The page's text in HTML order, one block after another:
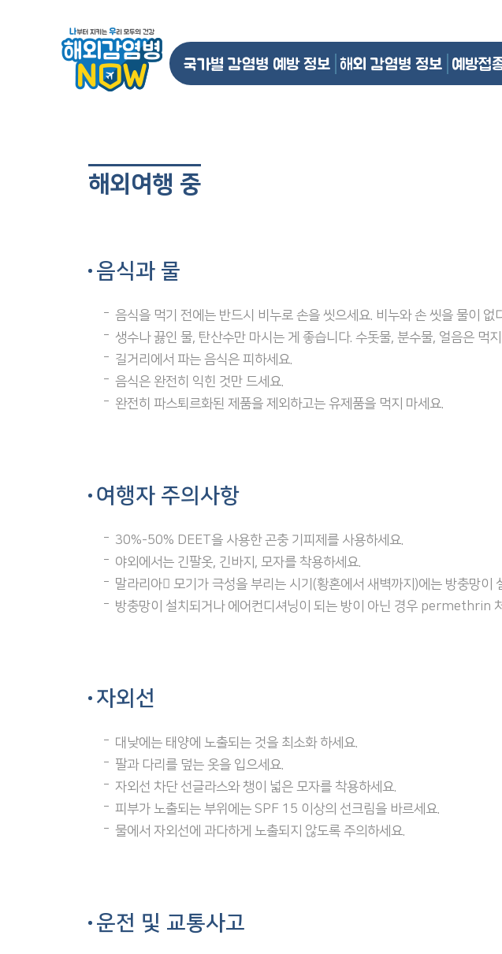
국가별 감염병 예방 정보 해외 감염병 정보 예방접
해외여행 중
음식과 물
음식을 먹기 전에는 반드시 비누로 손을 씻으세요. 비누와 손 씻을 물이
생수나 끓인 물, 탄산수만 마시는 게 좋습니다. 수돗물, 분수물, 얼음은 먹
길거리에서 파는 음식은 피하세요.
음식은 완전히 익힌 것만 드세요.
완전히 파스퇴르화된 제품을 제외하고는 유제품을 먹지 마세요.
여행자 주의사항
30%-50% DEET을 사용한 곤충 기피제를 사용하세요.
야외에서는 긴팔옷, 긴바지, 모자를 착용하세요.
말라리아 모기가 극성을 부리는 시기(황혼에서 새벽까지)에는 방충망이
방충망이 설치되거나 에어컨디셔닝이 되는 방이 아닌 경우 permethrin
자외선
대낮에는 태양에 노출되는 것을 최소화 하세요.
팔과 다리를 덮는 옷을 입으세요.
자외선 차단 선글라스와 챙이 넓은 모자를 착용하세요.
피부가 노출되는 부위에는 SPF 15 이상의 선크림을 바르세요.
물에서 자외선에 과다하게 노출되지 않도록 주의하세요.
운전 및 교통사고